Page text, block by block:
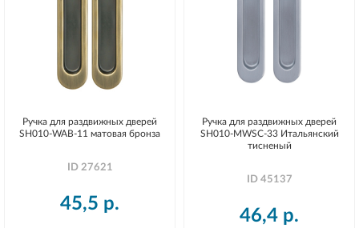
Ручка для раздвижных дверей
SH010-WAB-11 матовая бронза
ID 27621
45,5 р.
Ручка для раздвижных дверей
SH010-MWSC-33 Итальянский
тисненый
ID 45137
46,4 р.